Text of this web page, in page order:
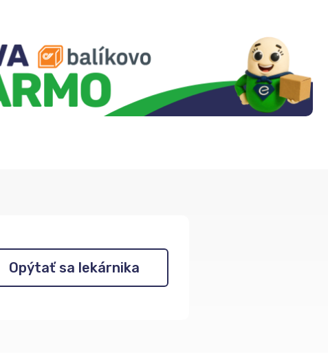
Opýtať sa lekárnika